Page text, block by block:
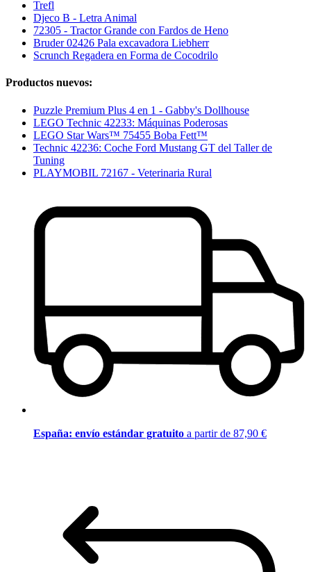
Trefl
Djeco B - Letra Animal
72305 - Tractor Grande con Fardos de Heno
Bruder 02426 Pala excavadora Liebherr
Scrunch Regadera en Forma de Cocodrilo
Productos nuevos:
Puzzle Premium Plus 4 en 1 - Gabby's Dollhouse
LEGO Technic 42233: Máquinas Poderosas
LEGO Star Wars™ 75455 Boba Fett™
Technic 42236: Coche Ford Mustang GT del Taller de
Tuning
PLAYMOBIL 72167 - Veterinaria Rural
España: envío estándar gratuito a partir de 87,90 €